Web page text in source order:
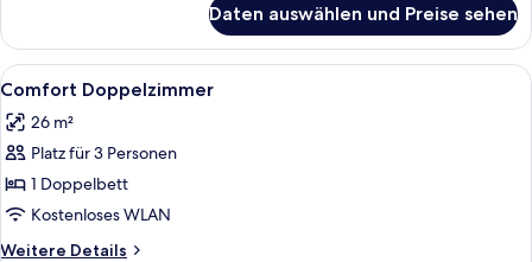
anzeigen
Studio,
King
Daten auswählen und Preise sehen
Alle
Fotos
für
Comfort
Doppelzimmer
anzeigen
Ein Hotelzimmer mit einem großen
5
Comfort Doppelzimmer
26 m²
Platz für 3 Personen
1 Doppelbett
Kostenloses WLAN
Weitere Details
Weitere